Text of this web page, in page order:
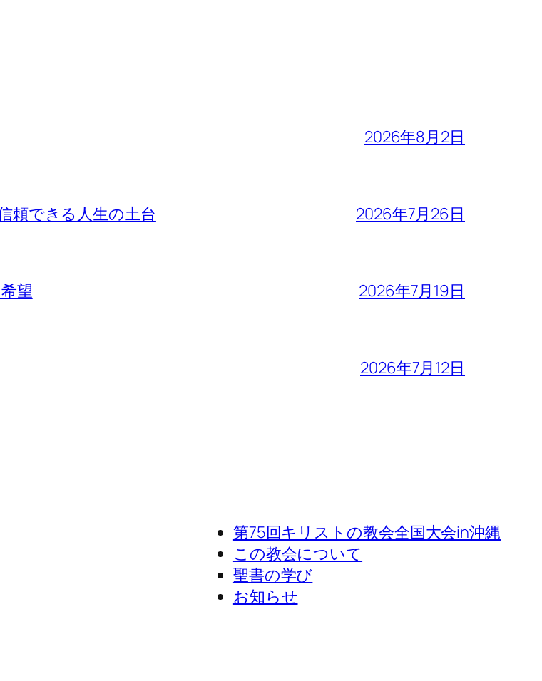
2026年8月2日
頼できる人生の土台 2026年7月26日
望 2026年7月19日
2026年7月12日
第75回キリストの教会全国大会in沖縄
この教会について
聖書の学び
お知らせ